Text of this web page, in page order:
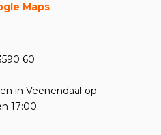
Maps
60
in Veenendaal op
17:00.